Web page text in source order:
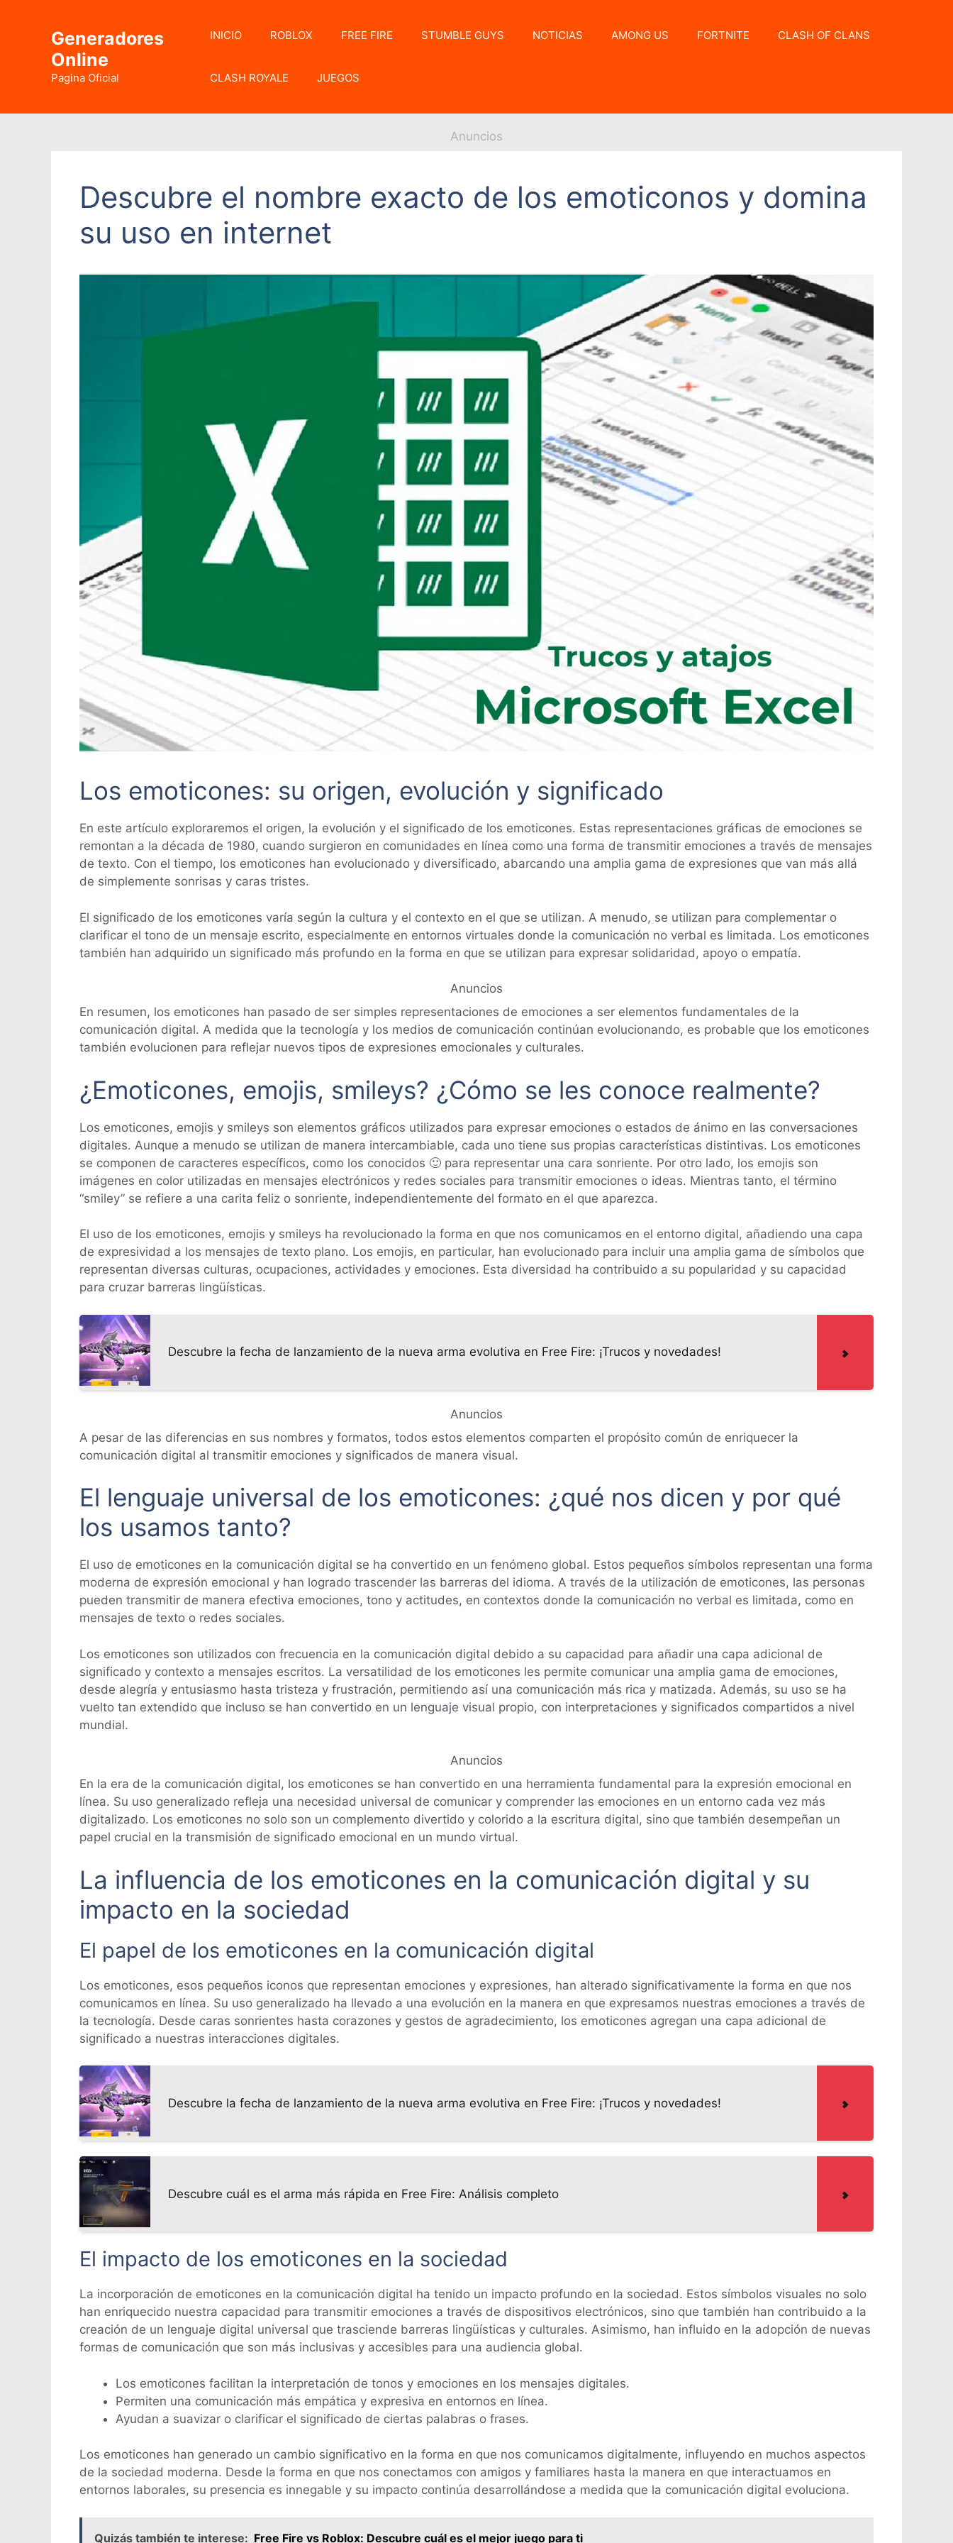
contenidoGeneradores
Online
Pagina Oficial
INICIO ROBLOX FREE FIRE STUMBLE GUYS NOTICIAS AMONG US FORTNITE CLASH OF CLANS
CLASH ROYALE JUEGOS
Anuncios
Descubre el nombre exacto de los emoticonos y domina
su uso en internet
Los emoticones: su origen, evolución y significado
En este artículo exploraremos el origen, la evolución y el significado de los emoticones. Estas representaciones gráficas de emociones se
remontan a la década de 1980, cuando surgieron en comunidades en línea como una forma de transmitir emociones a través de mensajes
de texto. Con el tiempo, los emoticones han evolucionado y diversificado, abarcando una amplia gama de expresiones que van más allá
de simplemente sonrisas y caras tristes.
El significado de los emoticones varía según la cultura y el contexto en el que se utilizan. A menudo, se utilizan para complementar o
clarificar el tono de un mensaje escrito, especialmente en entornos virtuales donde la comunicación no verbal es limitada. Los emoticones
también han adquirido un significado más profundo en la forma en que se utilizan para expresar solidaridad, apoyo o empatía.
Anuncios
En resumen, los emoticones han pasado de ser simples representaciones de emociones a ser elementos fundamentales de la
comunicación digital. A medida que la tecnología y los medios de comunicación continúan evolucionando, es probable que los emoticones
también evolucionen para reflejar nuevos tipos de expresiones emocionales y culturales.
¿Emoticones, emojis, smileys? ¿Cómo se les conoce realmente?
Los emoticones, emojis y smileys son elementos gráficos utilizados para expresar emociones o estados de ánimo en las conversaciones
digitales. Aunque a menudo se utilizan de manera intercambiable, cada uno tiene sus propias características distintivas. Los emoticones
se componen de caracteres específicos, como los conocidos 🙂 para representar una cara sonriente. Por otro lado, los emojis son
imágenes en color utilizadas en mensajes electrónicos y redes sociales para transmitir emociones o ideas. Mientras tanto, el término
“smiley” se refiere a una carita feliz o sonriente, independientemente del formato en el que aparezca.
El uso de los emoticones, emojis y smileys ha revolucionado la forma en que nos comunicamos en el entorno digital, añadiendo una capa
de expresividad a los mensajes de texto plano. Los emojis, en particular, han evolucionado para incluir una amplia gama de símbolos que
representan diversas culturas, ocupaciones, actividades y emociones. Esta diversidad ha contribuido a su popularidad y su capacidad
para cruzar barreras lingüísticas.
Descubre la fecha de lanzamiento de la nueva arma evolutiva en Free Fire: ¡Trucos y novedades!
Anuncios
A pesar de las diferencias en sus nombres y formatos, todos estos elementos comparten el propósito común de enriquecer la
comunicación digital al transmitir emociones y significados de manera visual.
El lenguaje universal de los emoticones: ¿qué nos dicen y por qué
los usamos tanto?
El uso de emoticones en la comunicación digital se ha convertido en un fenómeno global. Estos pequeños símbolos representan una forma
moderna de expresión emocional y han logrado trascender las barreras del idioma. A través de la utilización de emoticones, las personas
pueden transmitir de manera efectiva emociones, tono y actitudes, en contextos donde la comunicación no verbal es limitada, como en
mensajes de texto o redes sociales.
Los emoticones son utilizados con frecuencia en la comunicación digital debido a su capacidad para añadir una capa adicional de
significado y contexto a mensajes escritos. La versatilidad de los emoticones les permite comunicar una amplia gama de emociones,
desde alegría y entusiasmo hasta tristeza y frustración, permitiendo así una comunicación más rica y matizada. Además, su uso se ha
vuelto tan extendido que incluso se han convertido en un lenguaje visual propio, con interpretaciones y significados compartidos a nivel
mundial.
Anuncios
En la era de la comunicación digital, los emoticones se han convertido en una herramienta fundamental para la expresión emocional en
línea. Su uso generalizado refleja una necesidad universal de comunicar y comprender las emociones en un entorno cada vez más
digitalizado. Los emoticones no solo son un complemento divertido y colorido a la escritura digital, sino que también desempeñan un
papel crucial en la transmisión de significado emocional en un mundo virtual.
La influencia de los emoticones en la comunicación digital y su
impacto en la sociedad
El papel de los emoticones en la comunicación digital
Los emoticones, esos pequeños iconos que representan emociones y expresiones, han alterado significativamente la forma en que nos
comunicamos en línea. Su uso generalizado ha llevado a una evolución en la manera en que expresamos nuestras emociones a través de
la tecnología. Desde caras sonrientes hasta corazones y gestos de agradecimiento, los emoticones agregan una capa adicional de
significado a nuestras interacciones digitales.
Descubre la fecha de lanzamiento de la nueva arma evolutiva en Free Fire: ¡Trucos y novedades!
Descubre cuál es el arma más rápida en Free Fire: Análisis completo
El impacto de los emoticones en la sociedad
La incorporación de emoticones en la comunicación digital ha tenido un impacto profundo en la sociedad. Estos símbolos visuales no solo
han enriquecido nuestra capacidad para transmitir emociones a través de dispositivos electrónicos, sino que también han contribuido a la
creación de un lenguaje digital universal que trasciende barreras lingüísticas y culturales. Asimismo, han influido en la adopción de nuevas
formas de comunicación que son más inclusivas y accesibles para una audiencia global.
Los emoticones facilitan la interpretación de tonos y emociones en los mensajes digitales.
Permiten una comunicación más empática y expresiva en entornos en línea.
Ayudan a suavizar o clarificar el significado de ciertas palabras o frases.
Los emoticones han generado un cambio significativo en la forma en que nos comunicamos digitalmente, influyendo en muchos aspectos
de la sociedad moderna. Desde la forma en que nos conectamos con amigos y familiares hasta la manera en que interactuamos en
entornos laborales, su presencia es innegable y su impacto continúa desarrollándose a medida que la comunicación digital evoluciona.
Quizás también te interese: Free Fire vs Roblox: Descubre cuál es el mejor juego para ti